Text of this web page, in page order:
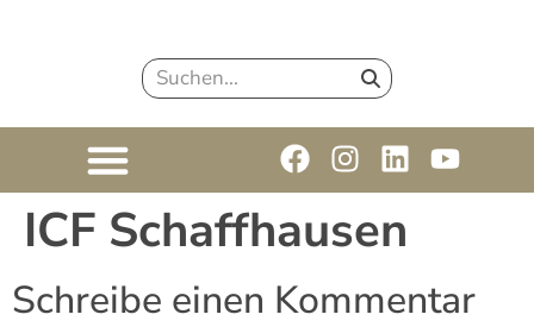
ICF Schaffhausen
Schreibe einen Kommentar